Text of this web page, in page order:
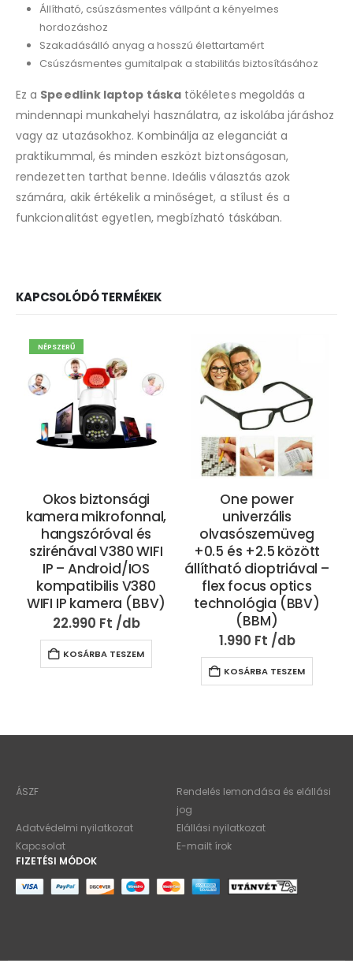
Állítható, csúszásmentes vállpánt a kényelmes
hordozáshoz
Szakadásálló anyag a hosszú élettartamért
Csúszásmentes gumitalpak a stabilitás biztosításához
Ez a Speedlink laptop táskatökéletes megoldás a
mindennapi munkahelyi használatra, az iskolába járáshoz
vagy az utazásokhoz. Kombinálja az eleganciát a
praktikummal, és minden eszközt biztonságosan,
rendezetten tarthat benne. Ideális választás azok
számára, akik értékelik a minőséget, a stílust és a
funkcionalitást egyetlen, megbízható táskában.
KAPCSOLÓDÓ TERMÉKEK
NÉPSZERŰ
Okos biztonsági
kamera mikrofonnal,
hangszóróval és
szirénával V380 WIFI
IP – Android/IOS
kompatibilis V380
WIFI IP kamera (BBV)
22.990 Ft
KOSÁRBA TESZEM
One power
univerzális
olvasószemüveg
+0.5 és +2.5 között
állítható dioptriával –
flex focus optics
technológia (BBV)
(BBM)
1.990 Ft
KOSÁRBA TESZEM
ÁSZF
Rendelés lemondása és elállási
jog
Adatvédelmi nyilatkozat
Elállási nyilatkozat
Kapcsolat
E-mailt írok
FIZETÉSI MÓDOK